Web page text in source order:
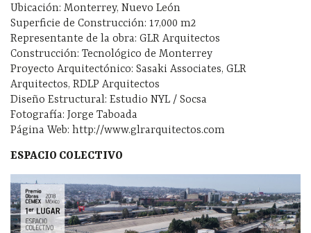
Ubicación: Monterrey, Nuevo León
Superficie de Construcción: 17,000 m2
Representante de la obra: GLR Arquitectos
Construcción: Tecnológico de Monterrey
Proyecto Arquitectónico: Sasaki Associates, GLR
Arquitectos, RDLP Arquitectos
Diseño Estructural: Estudio NYL / Socsa
Fotografía: Jorge Taboada
Página Web: http://www.glrarquitectos.com
ESPACIO COLECTIVO